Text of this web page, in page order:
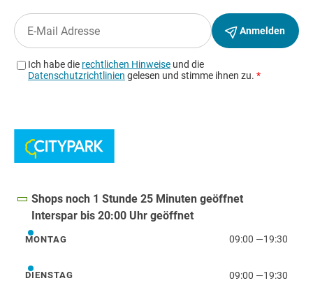
Shops noch 1 Stunde 25 Minuten geöffnet
Interspar bis 20:00 Uhr geöffnet
Montag
MONTAG 09:00 —19:30
Dienstag
DIENSTAG 09:00 —19:30